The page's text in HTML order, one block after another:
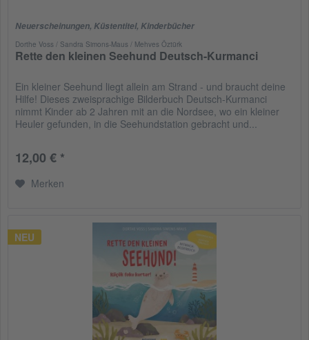
Neuerscheinungen,Küstentitel,Kinderbücher
Dorthe Voss / Sandra Simons-Maus / Mehves Öztürk
Rette den kleinen Seehund Deutsch-Kurmanci
Ein kleiner Seehund liegt allein am Strand - und braucht deine
Hilfe! Dieses zweisprachige Bilderbuch Deutsch-Kurmanci
nimmt Kinder ab 2 Jahren mit an die Nordsee, wo ein kleiner
Heuler gefunden, in die Seehundstation gebracht und...
12,00 € *
Merken
NEU